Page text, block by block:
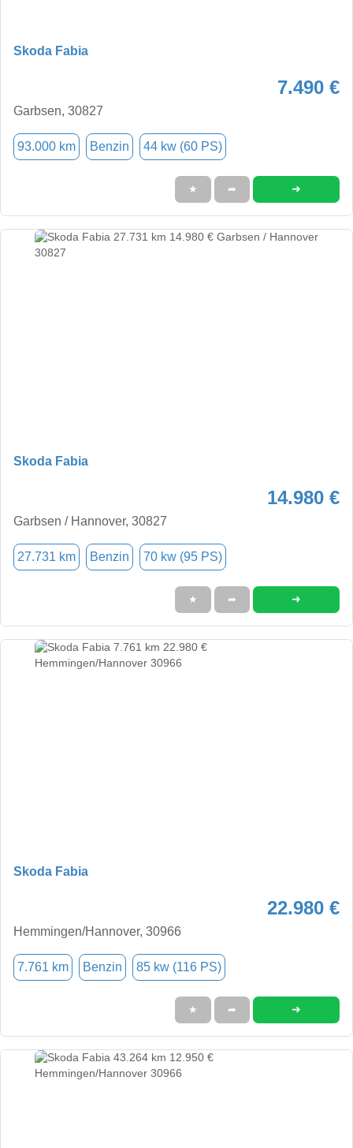
Skoda Fabia
7.490 €
Garbsen, 30827
93.000 km Benzin 44 kw (60 PS)
★ ➦ ➜
Skoda Fabia
14.980 €
Garbsen / Hannover, 30827
27.731 km Benzin 70 kw (95 PS)
★ ➦ ➜
Skoda Fabia
22.980 €
Hemmingen/Hannover, 30966
7.761 km Benzin 85 kw (116 PS)
★ ➦ ➜